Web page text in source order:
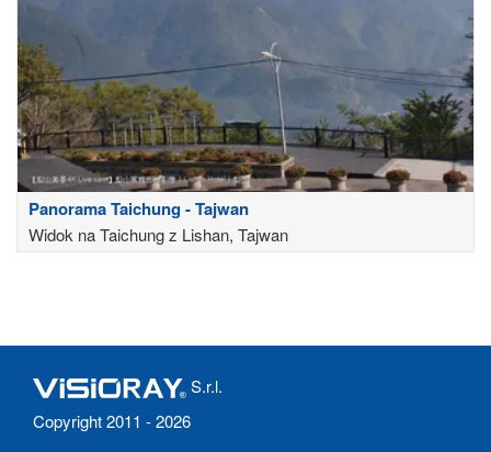
Panorama Taichung - Tajwan
Widok na Taichung z Lishan, Tajwan
S.r.l.
Copyright 2011 - 2026